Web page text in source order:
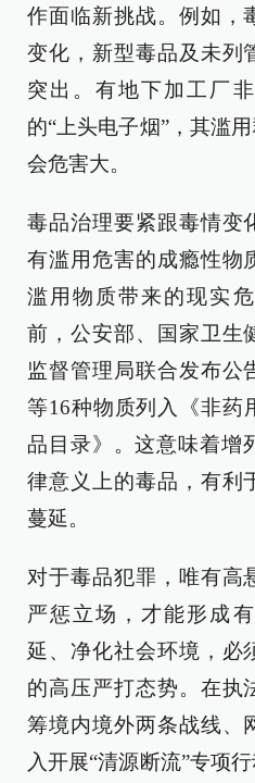
作面临新挑战。例如，
变化，新型毒品及未列
突出。有地下加工厂
的“上头电子烟”，其滥
会危害大。
毒品治理要紧跟毒情变
有滥用危害的成瘾性物
滥用物质带来的现实
前，公安部、国家卫生
监督管理局联合发布公
等16种物质列入《非药
品目录》。这意味着增
律意义上的毒品，有利
蔓延。
对于毒品犯罪，唯有高
严惩立场，才能形成
延、净化社会环境，必
的高压严打态势。在执
筹境内境外两条战线、
入开展“清源断流”专项